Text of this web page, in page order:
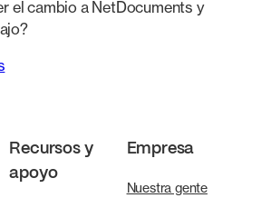
el cambio a NetDocuments y
Recursos y
apoyo
Empresa
Nuestra gente